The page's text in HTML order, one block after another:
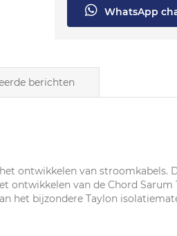
WhatsApp
ontwikkelen van
van de Chord
het bijzondere Taylon
berichten